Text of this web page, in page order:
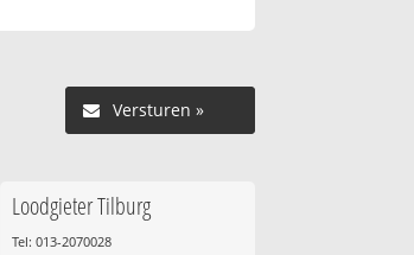
Versturen »
Loodgieter Tilburg
Tel: 013-2070028